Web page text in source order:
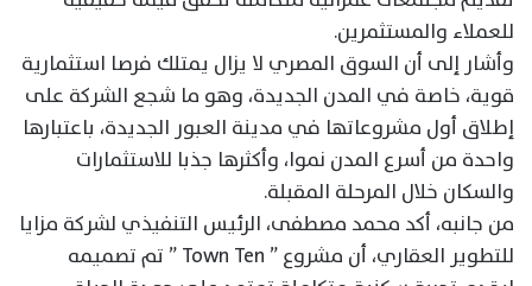
للعملاء والمستثمرين.
وأشار إلى أن السوق المصري لا يزال يمتلك فرصا استثمارية
قوية، خاصة في المدن الجديدة، وهو ما شجع الشركة على
إطلاق أول مشروعاتها في مدينة العبور الجديدة، باعتبارها
واحدة من أسرع المدن نموا، وأكثرها جذبا للاستثمارات
والسكان خلال المرحلة المقبلة.
من جانبه، أكد محمد مصطفى، الرئيس التنفيذي لشركة مزايا
للتطوير العقاري، أن مشروع ” Town Ten ” تم تصميمه